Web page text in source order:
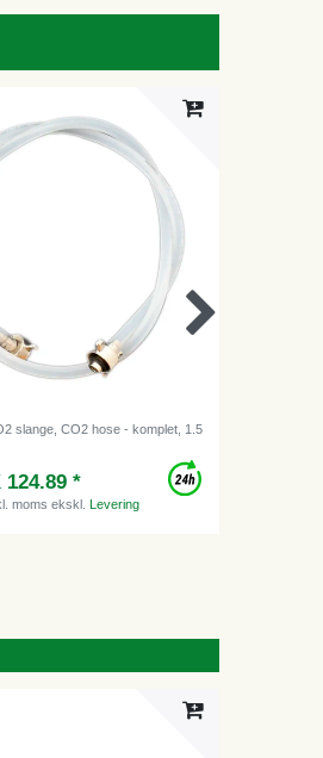
slange, CO2 hose - komplet, 1.5
124.89 *
moms ekskl. Levering